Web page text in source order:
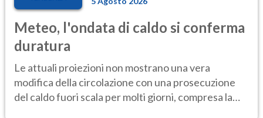
Meteo, l'ondata di caldo si conferma
duratura
Le attuali proiezioni non mostrano una vera
modifica della circolazione con una prosecuzione
del caldo fuori scala per molti giorni, compresa la